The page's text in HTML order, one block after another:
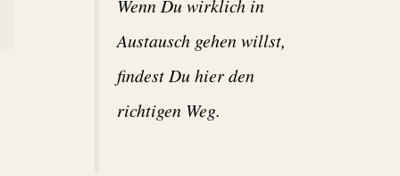
Wenn Du wirklich in
Austausch gehen willst,
findest Du hier den
richtigen Weg.